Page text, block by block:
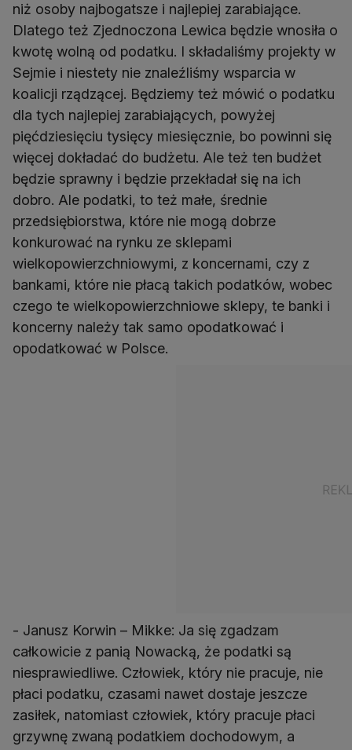
niż osoby najbogatsze i najlepiej zarabiające.
Dlatego też Zjednoczona Lewica będzie wnosiła o
kwotę wolną od podatku. I składaliśmy projekty w
Sejmie i niestety nie znaleźliśmy wsparcia w
koalicji rządzącej. Będziemy też mówić o podatku
dla tych najlepiej zarabiających, powyżej
pięćdziesięciu tysięcy miesięcznie, bo powinni się
więcej dokładać do budżetu. Ale też ten budżet
będzie sprawny i będzie przekładał się na ich
dobro. Ale podatki, to też małe, średnie
przedsiębiorstwa, które nie mogą dobrze
konkurować na rynku ze sklepami
wielkopowierzchniowymi, z koncernami, czy z
bankami, które nie płacą takich podatków, wobec
czego te wielkopowierzchniowe sklepy, te banki i
koncerny należy tak samo opodatkować i
opodatkować w Polsce.
- Janusz Korwin – Mikke: Ja się zgadzam
całkowicie z panią Nowacką, że podatki są
niesprawiedliwe. Człowiek, który nie pracuje, nie
płaci podatku, czasami nawet dostaje jeszcze
zasiłek, natomiast człowiek, który pracuje płaci
grzywnę zwaną podatkiem dochodowym, a